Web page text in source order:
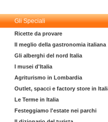
Gli Speciali
Ricette da provare
Il meglio della gastronomia italiana
Gli alberghi del nord Italia
I musei d'Italia
Agriturismo in Lombardia
Outlet, spacci e factory store in
Le Terme in Italia
Festeggiamo l'estate nei parchi